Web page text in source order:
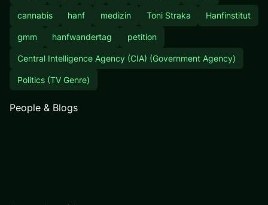
cannabis hanf medizin Toni Straka Hanfinstitut
gmm hanfwandertag petition
Central Intelligence Agency (CIA) (Government Agency)
Politics (TV Genre)
People & Blogs